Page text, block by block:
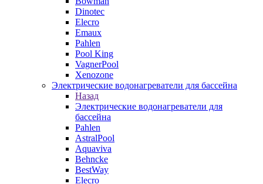
Dinotec
Elecro
Emaux
Pahlen
Pool King
VagnerPool
Xenozone
Электрические водонагреватели для бассейна
Назад
Электрические водонагреватели для
бассейна
Pahlen
AstralPool
Aquaviva
Behncke
BestWay
Elecro